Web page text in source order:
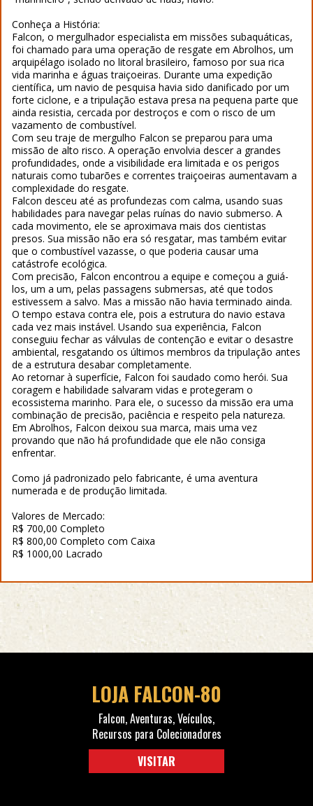
Conheça a História:
Falcon, o mergulhador especialista em missões subaquáticas,
foi chamado para uma operação de resgate em Abrolhos, um
arquipélago isolado no litoral brasileiro, famoso por sua rica
vida marinha e águas traiçoeiras. Durante uma expedição
científica, um navio de pesquisa havia sido danificado por um
forte ciclone, e a tripulação estava presa na pequena parte que
ainda resistia, cercada por destroços e com o risco de um
vazamento de combustível.
Com seu traje de mergulho Falcon se preparou para uma
missão de alto risco. A operação envolvia descer a grandes
profundidades, onde a visibilidade era limitada e os perigos
naturais como tubarões e correntes traiçoeiras aumentavam a
complexidade do resgate.
Falcon desceu até as profundezas com calma, usando suas
habilidades para navegar pelas ruínas do navio submerso. A
cada movimento, ele se aproximava mais dos cientistas
presos. Sua missão não era só resgatar, mas também evitar
que o combustível vazasse, o que poderia causar uma
catástrofe ecológica.
Com precisão, Falcon encontrou a equipe e começou a guiá-
los, um a um, pelas passagens submersas, até que todos
estivessem a salvo. Mas a missão não havia terminado ainda.
O tempo estava contra ele, pois a estrutura do navio estava
cada vez mais instável. Usando sua experiência, Falcon
conseguiu fechar as válvulas de contenção e evitar o desastre
ambiental, resgatando os últimos membros da tripulação antes
de a estrutura desabar completamente.
Ao retornar à superfície, Falcon foi saudado como herói. Sua
coragem e habilidade salvaram vidas e protegeram o
ecossistema marinho. Para ele, o sucesso da missão era uma
combinação de precisão, paciência e respeito pela natureza.
Em Abrolhos, Falcon deixou sua marca, mais uma vez
provando que não há profundidade que ele não consiga
enfrentar.
Como já padronizado pelo fabricante, é uma aventura
numerada e de produção limitada.
Valores de Mercado:
R$ 700,00 Completo
R$ 800,00 Completo com Caixa
R$ 1000,00 Lacrado
LOJA FALCON-80
Falcon, Aventuras, Veículos,
Recursos para Colecionadores
VISITAR